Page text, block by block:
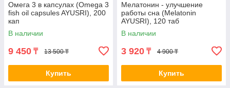
Омега 3 в капсулах (Omega 3
fish oil capsules AYUSRI), 200
кап
В наличии
9 450 ₸ 13 500 ₸
Купить
Мелатонин - улучшение
работы сна (Melatonin
AYUSRI), 120 таб
В наличии
3 920 ₸ 4 900 ₸
Купить